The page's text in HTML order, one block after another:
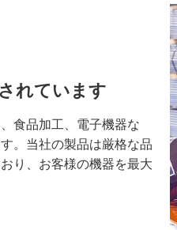
れています
食品加工、電子機器な
。当社の製品は厳格な品
り、お客様の機器を最大